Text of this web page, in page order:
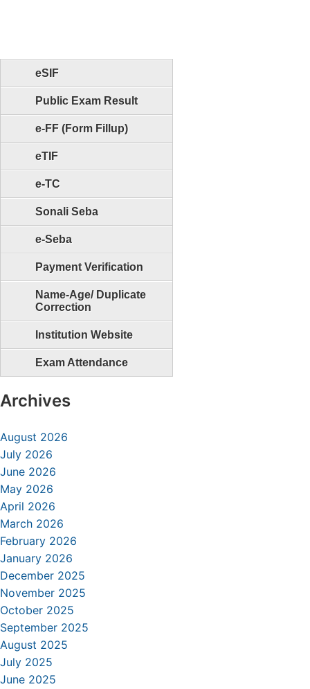
eSIF
Public Exam Result
e-FF (Form Fillup)
eTIF
e-TC
Sonali Seba
e-Seba
Payment Verification
Name-Age/ Duplicate
Correction
Institution Website
Exam Attendance
Archives
August 2026
July 2026
June 2026
May 2026
April 2026
March 2026
February 2026
January 2026
December 2025
November 2025
October 2025
September 2025
August 2025
July 2025
June 2025